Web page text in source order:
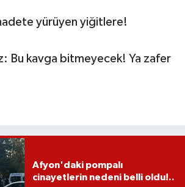
yürüyen yiğitlere!
Bu kavga bitmeyecek! Ya zafer
Afyon'daki pompalı
cinayetlerin nedeni belli oldu!..